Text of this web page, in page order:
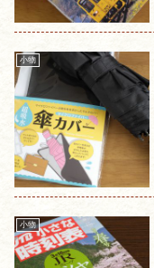
小物
小物